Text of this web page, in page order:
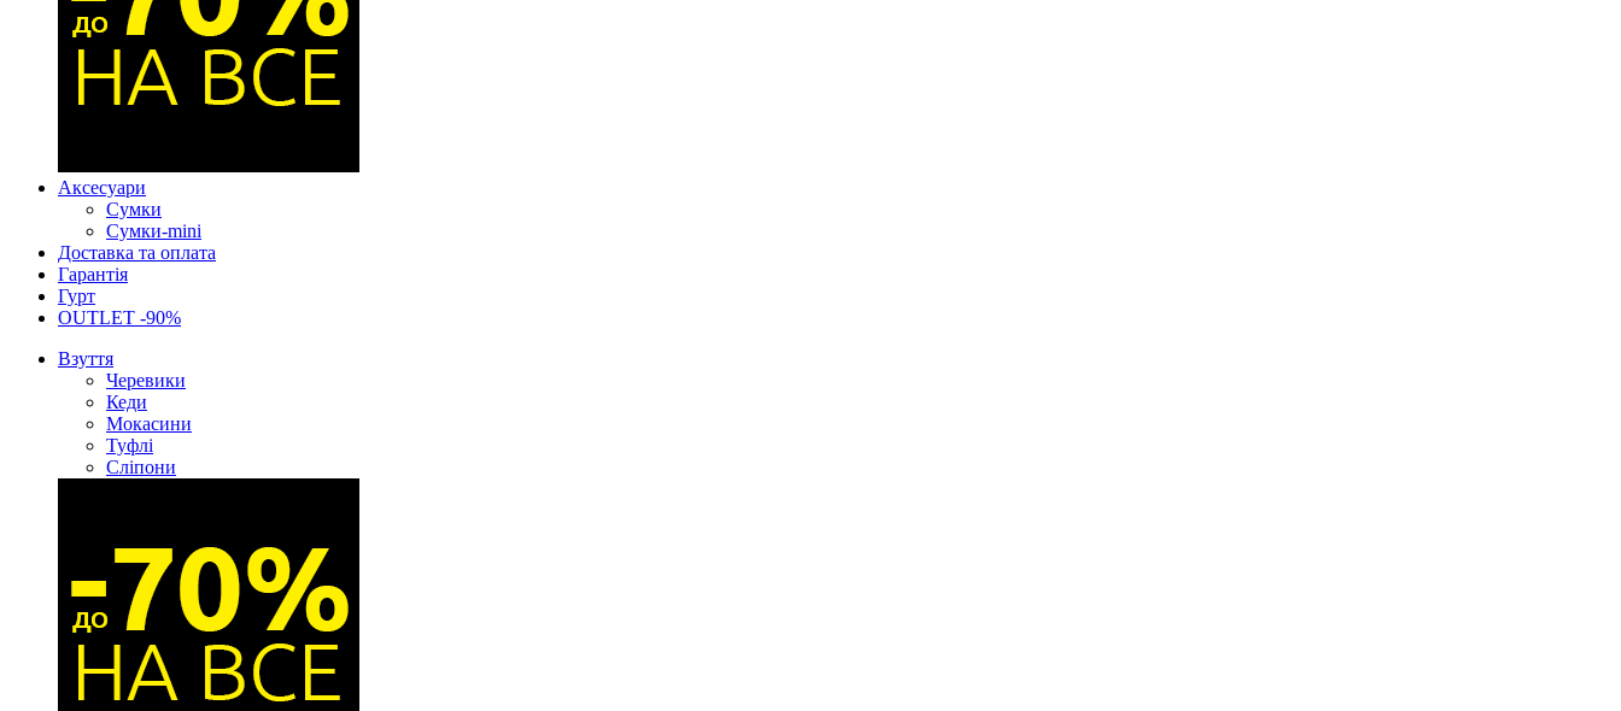
Аксесуари
Сумки
Сумки-mini
Доставка та оплата
Гарантія
Гурт
OUTLET -90%
Взуття
Черевики
Кеди
Мокасини
Туфлі
Сліпони